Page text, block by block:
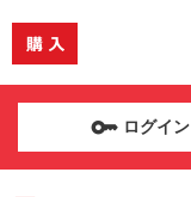
ログイン